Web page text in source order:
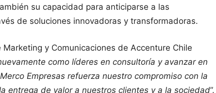
su capacidad para anticiparse a las
de soluciones innovadoras y transformadoras.
Marketing y Comunicaciones de Accenture Chile
como líderes en consultoría y avanzar en
Empresas refuerza nuestro compromiso con la
entrega de valor a nuestros clientes y a la sociedad”.